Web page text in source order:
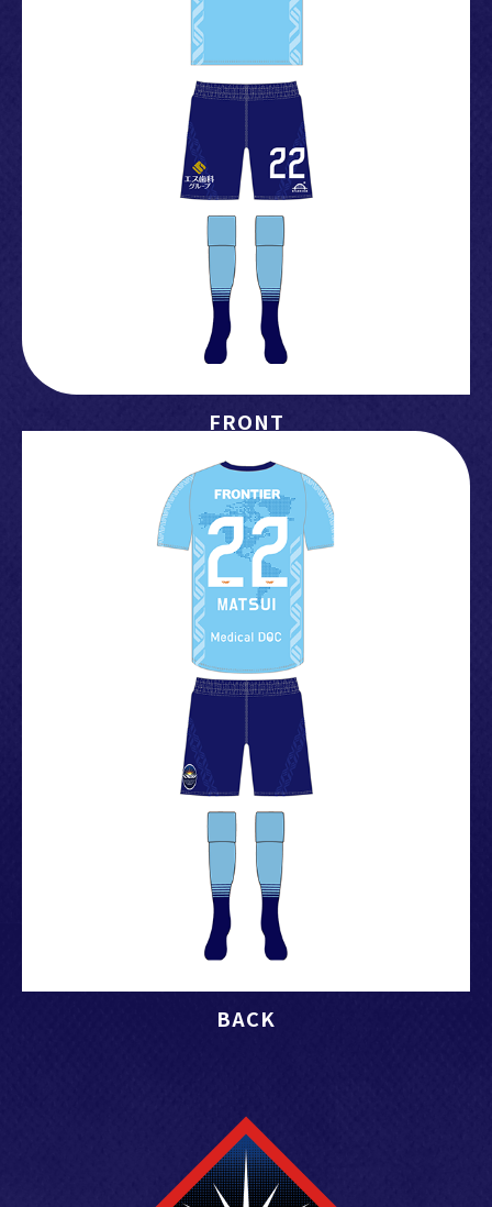
12/15(日)「松井大輔引退試合-Le dernier dribble-～
STARSEEDS SPECIAL MATCH～」に吉田麻也選手出場決定
【メディア情報】11/24(日) TBSテレビ「KICK OFF!Ｊ」へ
12/15(日)「松井大輔引退試合-Le dernier dribble-～
STARSEEDS SPECIAL MATCH～」にてHAN-KUN（湘南乃
12/15(日)「松井大輔引退試合-Le dernier dribble-～
STARSEEDS SPECIAL MATCH～」追加出場選手について
12/15(日)「松井大輔引退試合-Le dernier dribble-～
STARSEEDS SPECIAL MATCH～」にて「松井”大”運動会」
【メディア情報】11/13(水) 松井大輔氏 フジテレビ系「ぽか
12/15(日)「松井大輔引退試合 -Le dernier dribble-」ユニ
フォームスポンサーおよび冠スポンサー決定のお知らせ
12/15(日)「松井大輔引退試合 -Le dernier dribble-」完売
12/15(日)「松井大輔引退試合 -Le dernier dribble-」三浦
知良選手出場決定のお知らせ
FRONT
BACK